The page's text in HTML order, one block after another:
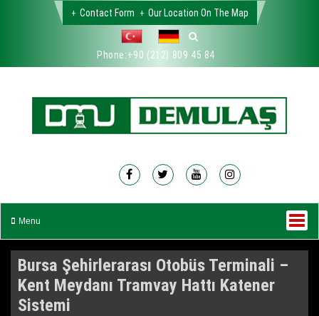
Phone:+90 (212) 809 45 84
Contact Form Our Location On The Map
Menu
Bursa Şehirlerarası Otobüs Terminali –
Kent Meydanı Tramvay Hattı Katener
Sistemi